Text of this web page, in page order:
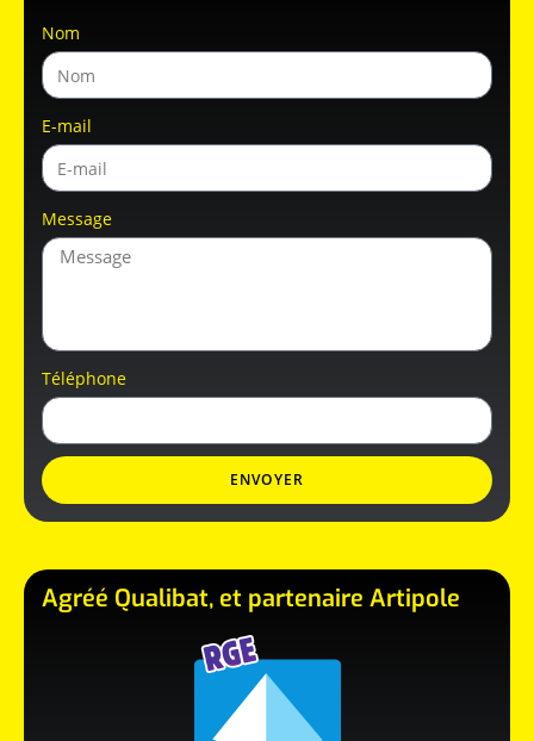
Nom
E-mail
Message
Téléphone
ENVOYER
Agréé Qualibat, et partenaire Artipole